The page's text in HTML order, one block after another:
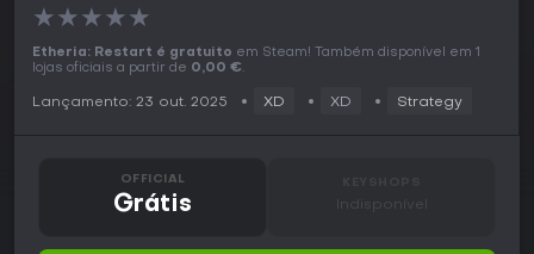
★★★★★
Etheria: Restart é gratuito em Steam! Também disponível em 1
lojas oficiais a partir de 0,00 €.
Lançamento: 23 out. 2025 XD XD Strategy
OFFICIAL
Grátis Indisponível